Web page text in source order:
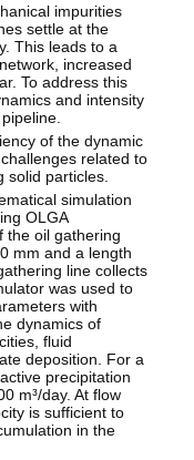
impurities
settle at the
This leads to a
increased
To address this
and intensity
of the dynamic
related to
particles.
simulation
OLGA
the oil gathering
mm and a length
line collects
was used to
with
dynamics of
fluid
deposition. For a
precipitation
m³/day. At flow
is sufficient to
in the